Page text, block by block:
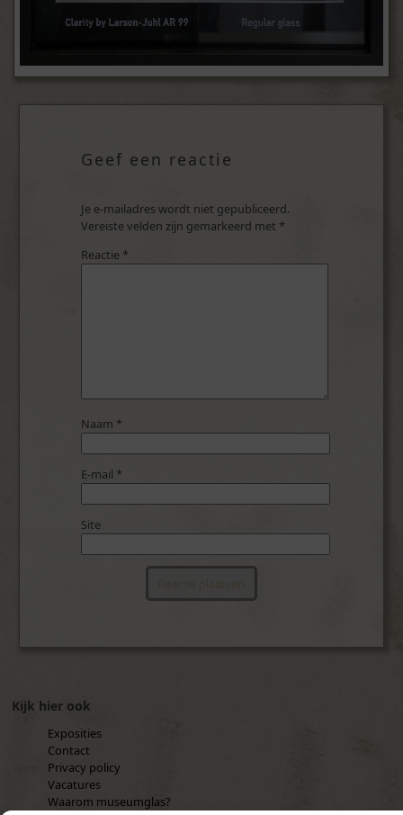
Geef een reactie
Je e-mailadres wordt niet gepubliceerd.
Vereiste velden zijn gemarkeerd met *
Reactie *
Naam *
E-mail *
Site
Kijk hier ook
Exposities
Contact
Privacy policy
Vacatures
Waarom museumglas?